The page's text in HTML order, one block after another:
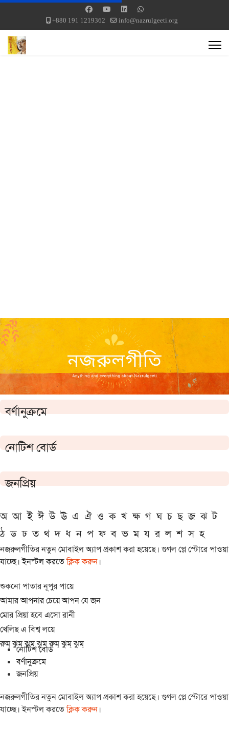
+880 191 1219362 info@nazrulgeeti.org
বর্ণানুক্রমে
নোটিশ বোর্ড
জনপ্রিয়
অ আ ই ঈ উ ঊ এ ঐ ও ক খ ক্ষ গ ঘ চ ছ জ ঝ ট
ঠ ড ঢ ত থ দ ধ ন প ফ ব ভ ম য র ল শ স হ
নজরুলগীতির নতুন মোবাইল অ্যাপ প্রকাশ করা হয়েছে। গুগল প্লে স্টোরে পাওয়া
যাচ্ছে। ইনস্টল করতেক্লিক করুন।
শুকনো পাতার নূপুর পায়ে
আমার আপনার চেয়ে আপন যে জন
মোর প্রিয়া হবে এসো রানী
খেলিছ এ বিশ্ব লয়ে
রুম্ ঝুম্ ঝুম্ ঝুম্ রুম্ ঝুম্ ঝুম্
নোটিশ বোর্ড
বর্ণানুক্রমে
জনপ্রিয়
নজরুলগীতির নতুন মোবাইল অ্যাপ প্রকাশ করা হয়েছে। গুগল প্লে স্টোরে পাওয়া
যাচ্ছে। ইনস্টল করতেক্লিক করুন।